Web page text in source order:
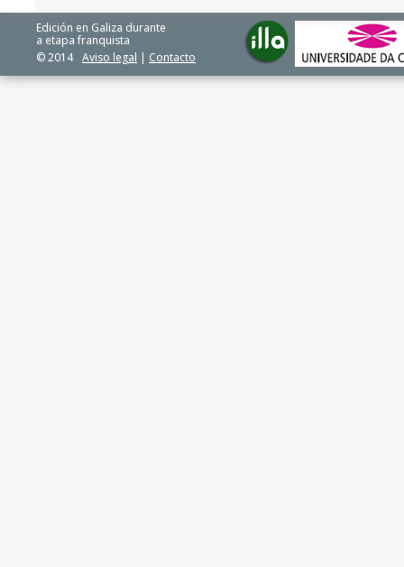
Edición en Galiza durante
a etapa franquista
© 2014 Aviso legal | Contacto